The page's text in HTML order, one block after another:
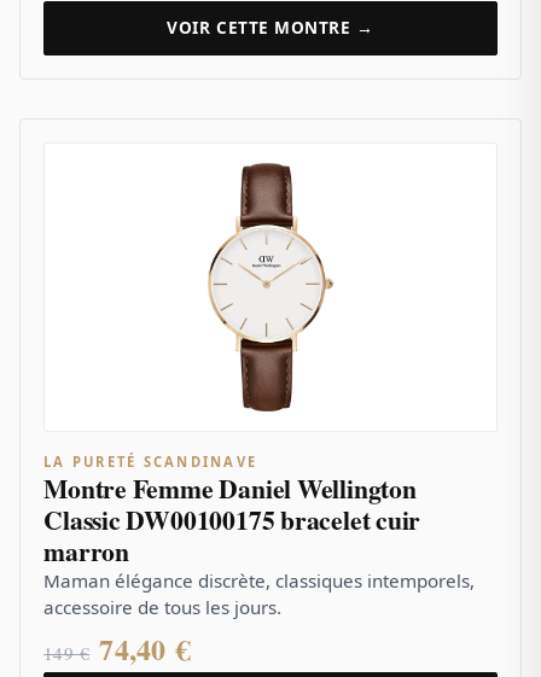
VOIR CETTE MONTRE →
LA PURETÉ SCANDINAVE
Montre Femme Daniel Wellington
Classic DW00100175 bracelet cuir
marron
Maman élégance discrète, classiques intemporels,
accessoire de tous les jours.
149 € 74,40 €